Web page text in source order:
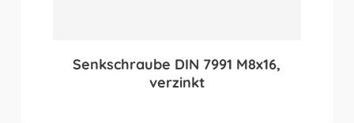
Senkschraube DIN 7991 M8x16,
verzinkt